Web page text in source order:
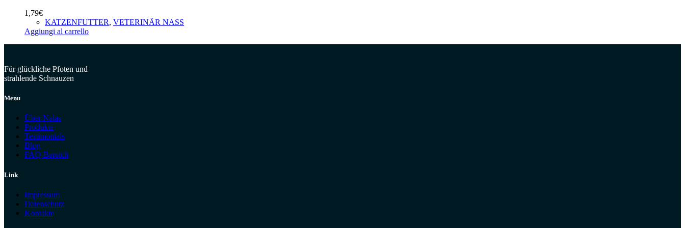
1,79€
KATZENFUTTER, VETERINÄR NASS
Aggiungi al carrello
Für glückliche Pfoten und
strahlende Schnauzen
Menu
Über Nalas
Produkte
Testimonials
Blog
FAQ-Bereich
Link
Impressum
Datenschutz
Kontakte